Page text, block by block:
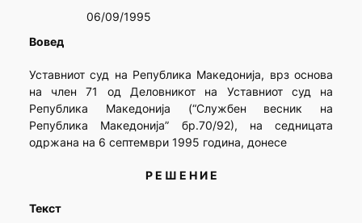
06/09/1995
Вовед
Уставниот суд на Република Македонија, врз основа
на член 71 од Деловникот на Уставниот суд на
Република Македонија (“Службен весник на
Република Македонија” бр.70/92), на седницата
одржана на 6 септември 1995 година, донесе
Р Е Ш Е Н И Е
Текст